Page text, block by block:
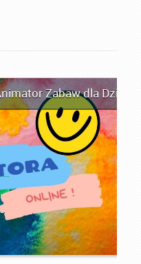
Zabaw dla Dzieci